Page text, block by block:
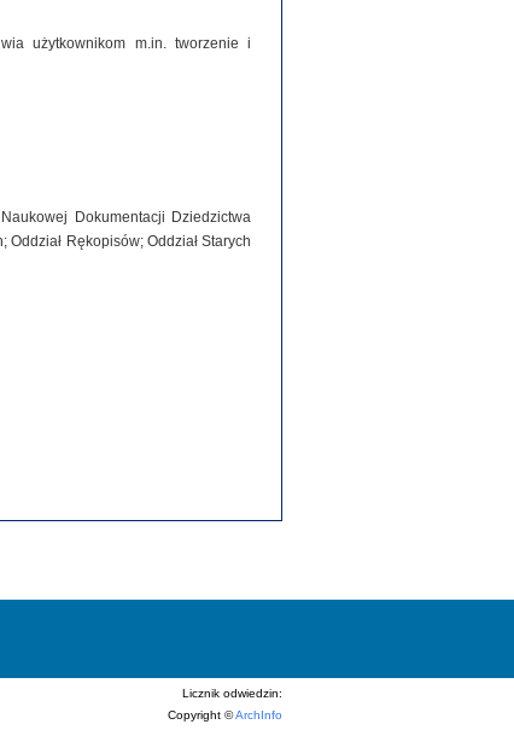
użytkownikom m.in. tworzenie i
Dokumentacji Dziedzictwa
Rękopisów; Oddział Starych
Licznik odwiedzin:
Copyright ©ArchInfo